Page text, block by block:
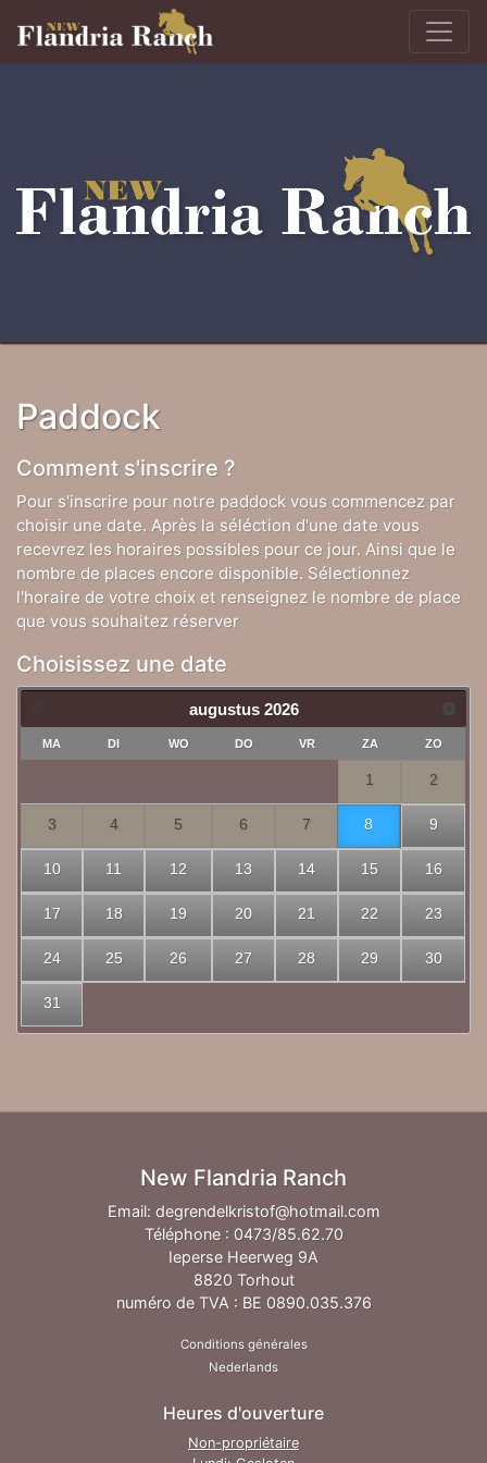
Paddock
Comment s'inscrire ?
Pour s'inscrire pour notre paddock vous commencez par
choisir une date. Après la séléction d'une date vous
recevrez les horaires possibles pour ce jour. Ainsi que le
nombre de places encore disponible. Sélectionnez
l'horaire de votre choix et renseignez le nombre de place
que vous souhaitez réserver
Choisissez une date
augustus 2026
MA DI WO DO VR ZA ZO
1 2
3 4 5 6 7 8 9
10 11 12 13 14 15 16
17 18 19 20 21 22 23
24 25 26 27 28 29 30
31
New Flandria Ranch
Email: degrendelkristof@hotmail.com
Téléphone : 0473/85.62.70
Ieperse Heerweg 9A
8820 Torhout
numéro de TVA : BE 0890.035.376
Conditions générales
Nederlands
Heures d'ouverture
Non-propriétaire